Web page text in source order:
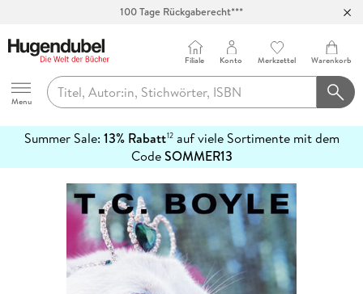
100 Tage Rückgaberecht***
Hugendubel
Menu
Filiale Konto Merkzettel Warenkorb
Summer Sale: 13% Rabatt12auf viele Sortimente mit dem
CodeSOMMER13
erfahren